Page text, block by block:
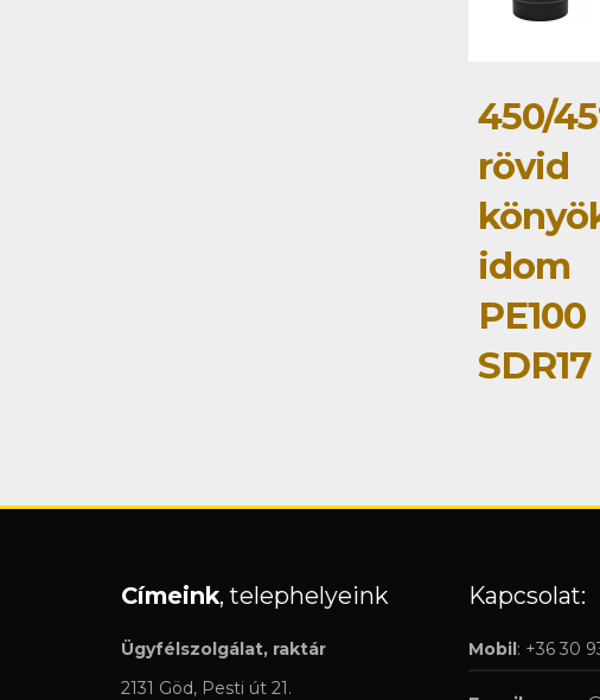
450/
rövid
idom
PE100
SDR17
Címeink, telephelyeink
Ügyfélszolgálat, raktár
2131 Göd, Pesti út 21.
Kapcsolat:
Mobil: +36 30